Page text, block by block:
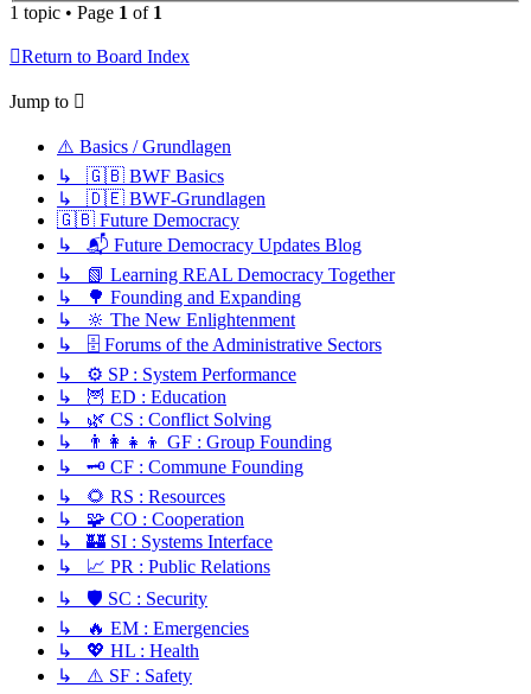
1 topic • Page 1 of 1
Return to Board Index
Jump to
⚠️ Basics / Grundlagen
↳ 🇬🇧 BWF Basics
↳ 🇩🇪 BWF-Grundlagen
🇬🇧 Future Democracy
↳ 📬 Future Democracy Updates Blog
↳ 📗 Learning REAL Democracy Together
↳ 🌳 Founding and Expanding
↳ 🔆 The New Enlightenment
↳ 🗄️ Forums of the Administrative Sectors
↳ ⚙️ SP : System Performance
↳ 🦉 ED : Education
↳ 🌿 CS : Conflict Solving
↳ 👨‍👩‍👧‍👦 GF : Group Founding
↳ 🗝️ CF : Commune Founding
↳ 🌻 RS : Resources
↳ 🧩 CO : Cooperation
↳ 🏰 SI : Systems Interface
↳ 📈 PR : Public Relations
↳ 🛡️ SC : Security
↳ 🔥 EM : Emergencies
↳ 💖 HL : Health
↳ ⚠️ SF : Safety